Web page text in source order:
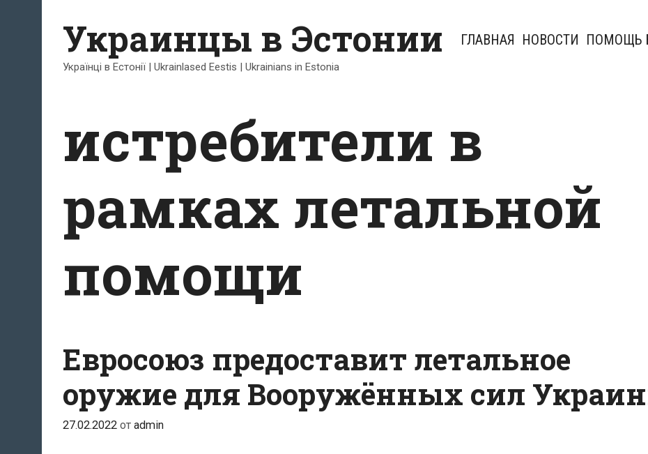
содержимому
Украинцы в Эстонии
Українці в Естонії | Ukrainlased Eestis | Ukrainians in Estonia
ГЛАВНАЯ НОВОСТИ ПОМОЩЬ
истребители в
рамках летальной
помощи
Евросоюз предоставит летальное
оружие для Вооружённых сил
27.02.2022 от admin